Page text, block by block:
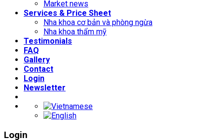
Market news
Services & Price Sheet
Nha khoa cơ bản và phòng ngừa
Nha khoa thẩm mỹ
Testimonials
FAQ
Gallery
Contact
Login
Newsletter
Login